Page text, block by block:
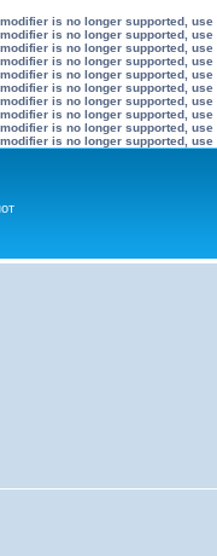
is no longer supported,
is no longer supported,
is no longer supported,
is no longer supported,
is no longer supported,
is no longer supported,
is no longer supported,
is no longer supported,
is no longer supported,
is no longer supported,